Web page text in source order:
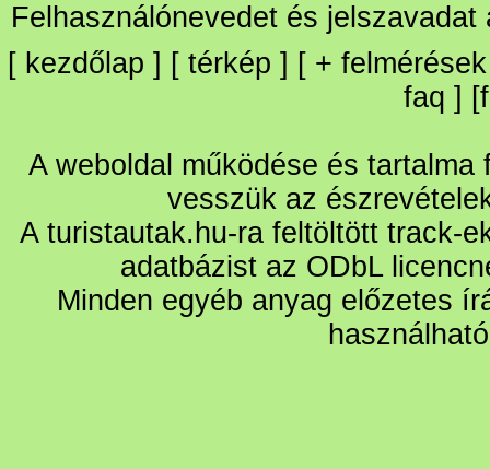
Felhasználónevedet és
[ kezdőlap ] [ térkép ] [ + felmérések
faq ] [
A weboldal működése és
vesszük az
A turistautak.hu-ra feltöltött track-
adatbázist az ODbL
Minden egyéb anyag előzetes